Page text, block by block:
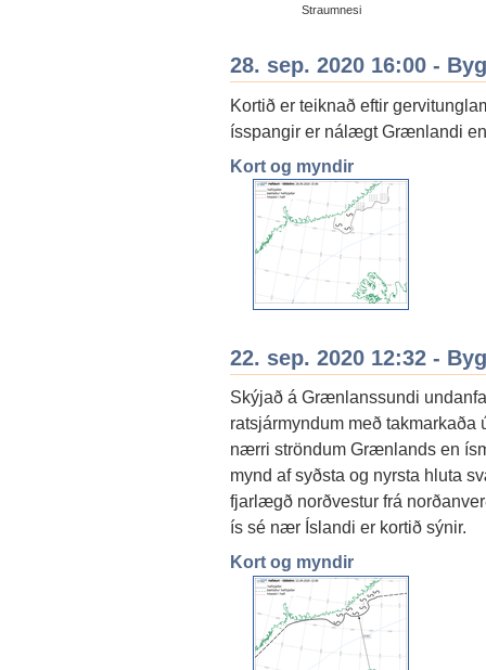
Straumnesi
28. sep. 2020 16:00 -
Kortið er teiknað eftir
ísspangir er nálægt Grænlandi
Kort og myndir
22. sep. 2020 12:32 -
Skýjað á Grænlanssundi
ratsjármyndum með
nærri ströndum Grænlands en
mynd af syðsta og nyrsta hluta
fjarlægð norðvestur frá
ís sé nær Íslandi er kortið sýnir.
Kort og myndir